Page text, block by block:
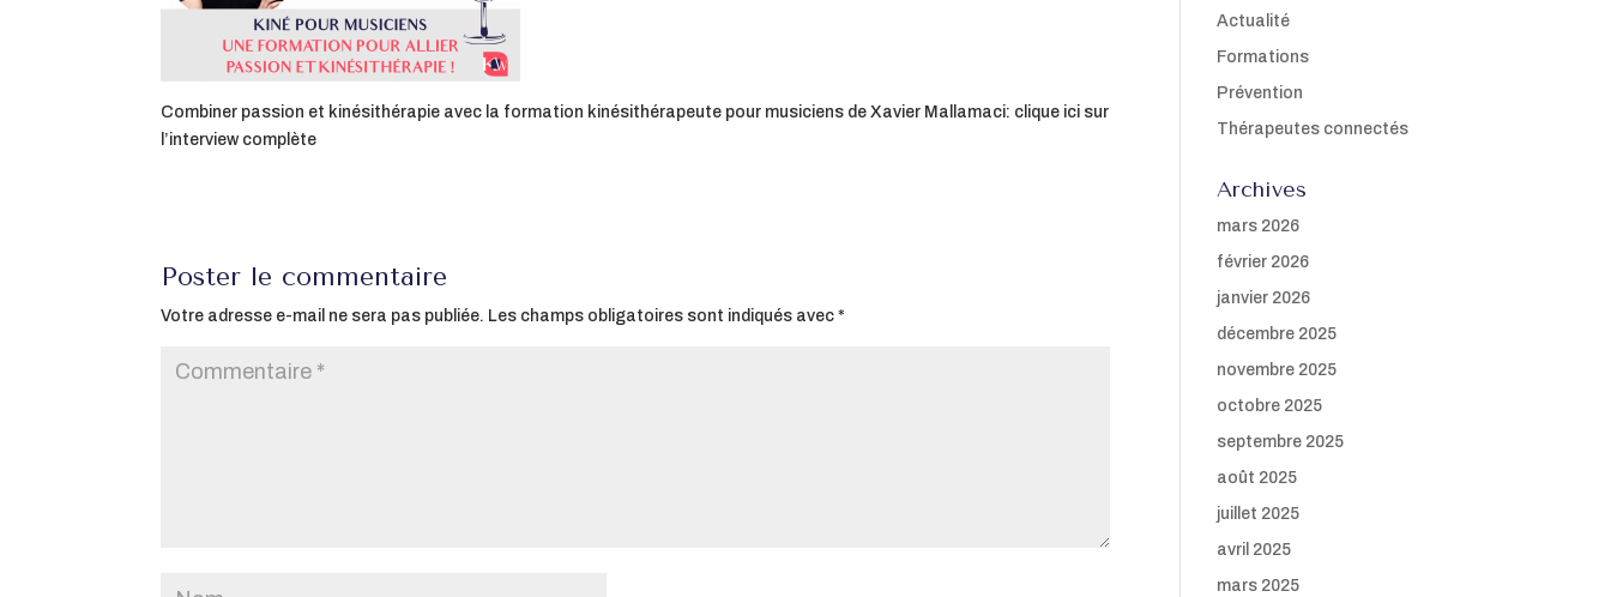
Combiner passion et kinésithérapie avec la formation kinésithérapeute pour musiciens de Xavier Mallamaci: clique ici sur
l’interview complète
Poster le commentaire
Votre adresse e-mail ne sera pas publiée. Les champs obligatoires sont indiqués avec*
Actualité
Formations
Prévention
Thérapeutes connectés
Archives
mars 2026
février 2026
janvier 2026
décembre 2025
novembre 2025
octobre 2025
septembre 2025
août 2025
juillet 2025
avril 2025
mars 2025